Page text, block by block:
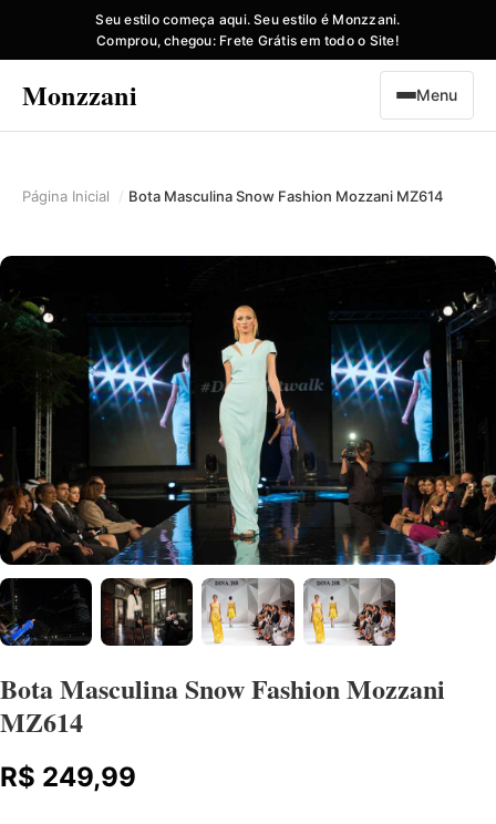
Seu estilo começa aqui. Seu estilo é Monzzani.
Comprou, chegou: Frete Grátis em todo o Site!
Monzzani Menu
Página Inicial Bota Masculina Snow Fashion Mozzani MZ614
Bota Masculina Snow Fashion Mozzani
MZ614
R$ 249,99